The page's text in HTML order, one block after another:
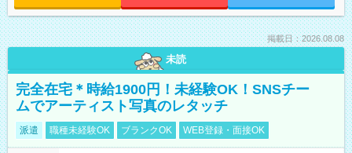
掲載日：2026.08.08
未読
完全在宅＊時給1900円！未経験OK！SNSチー
ムでアーティスト写真のレタッチ
派遣 職種未経験OK ブランクOK WEB登録・面接OK